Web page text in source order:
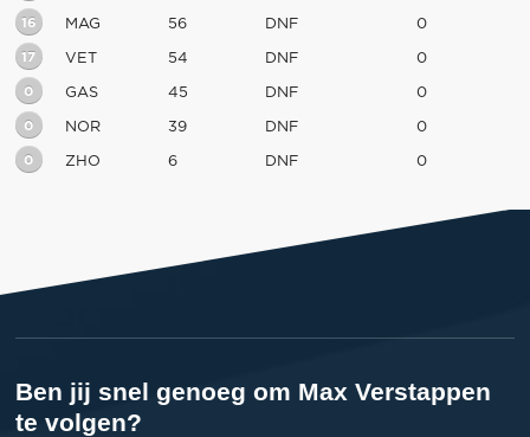
16 MAG 56 DNF 0
17 VET 54 DNF 0
0 GAS 45 DNF 0
0 NOR 39 DNF 0
0 ZHO 6 DNF 0
Ben jij snel genoeg om Max Verstappen
te volgen?